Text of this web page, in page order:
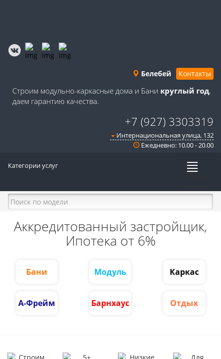
Белебей Контакты
Строим модульно-каркасные дома и Бани круглый год,
даем гарантию качества.
+7 (927) 3303319
Интернациональная улица, 132
Ежедневно: 10.00 - 20.00
Категории услуг
Аккредитованный застройщик,
Ипотека от 6%
Бани Модуль Каркас
А-Фрейм Барнхаус Отдых